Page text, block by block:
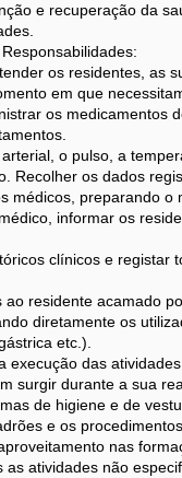
e recuperação da
os residentes, as
em que
os medicamentos
o pulso, a
Recolher os dados
preparando o
informar os
clínicos e registar
residente acamado
diretamente os
etc.).
das
surgir durante a sua
de higiene e de
e os
nas
atividades não